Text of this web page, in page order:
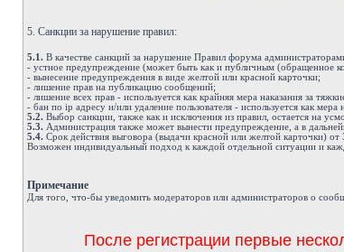
5. Санкции за нарушение правил:
5.1. В качестве санкций за нарушение Правил форума
- устное предупреждение (может быть как и публичным (обращенное
- вынесение предупреждения в виде желтой или красной карточки;
- лишение прав на публикацию сообщений;
- лишение всех прав - используется как крайняя мера наказания за
- бан по ip адресу и/или удаление пользователя - используется как мера
5.2. Выбор санкции, также как и исключения из правил, остается на
5.3. Администрация также может вынести предупреждение, а в
5.4. Срок действия выговора (выдачи красной или желтой карточки) от
Возможен индивидуальный подход к каждой отдельной ситуации и
Примечание
Для того, что-бы уведомить модераторов или администраторов о
После регистрации первые